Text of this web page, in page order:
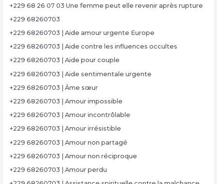
+229 68 26 07 03 Une femme peut elle revenir après rupture
+229 68260703
+229 68260703 | Aide amour urgente Europe
+229 68260703 | Aide contre les influences occultes
+229 68260703 | Aide pour couple
+229 68260703 | Aide sentimentale urgente
+229 68260703 | Âme sœur
+229 68260703 | Amour impossible
+229 68260703 | Amour incontrôlable
+229 68260703 | Amour irrésistible
+229 68260703 | Amour non partagé
+229 68260703 | Amour non réciproque
+229 68260703 | Amour perdu